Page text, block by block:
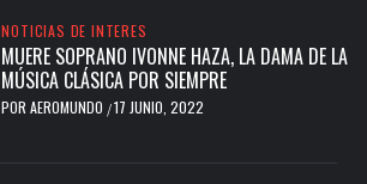
NOTICIAS DE INTERES
MUERE SOPRANO IVONNE HAZA, LA DAMA DE LA
MÚSICA CLÁSICA POR SIEMPRE
POR AEROMUNDO /17 JUNIO, 2022